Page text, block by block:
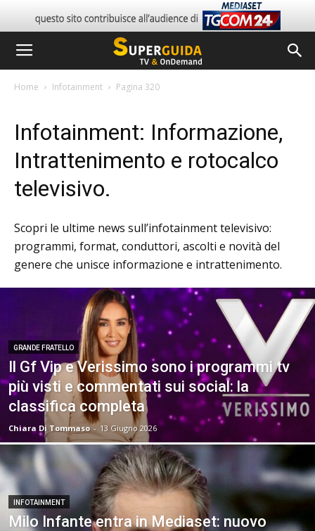
Home Infotainment Pagina 320
Infotainment: Informazione,
Intrattenimento e rotocalco
televisivo.
Scopri le ultime news sull’infotainment televisivo:
programmi, format, conduttori, ascolti e novità del
genere che unisce informazione e intrattenimento.
GRANDE FRATELLO
Il Gf Vip e Verissimo sono i programmi tv
più visti e commentati sui social: la
classifica completa
Chiara Di Tommaso - 13 Giugno 2026
INFOTAINMENT
Milo Infante entra in Mediaset: nuovo